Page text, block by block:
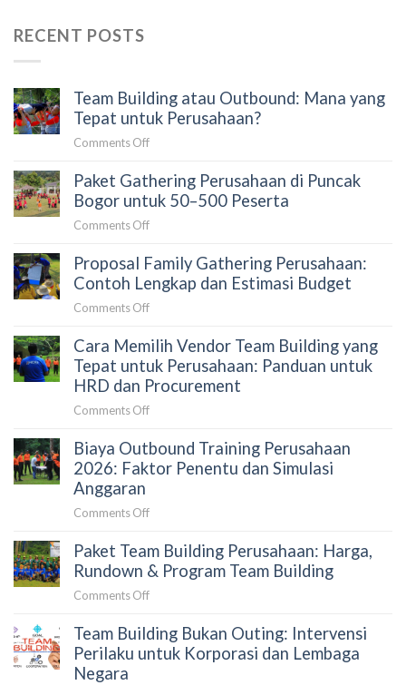
RECENT POSTS
Team Building atau Outbound: Mana yang
Tepat untuk Perusahaan?
Comments Offon
Building
atau
Tepat
untuk
Perusahaan?
Paket Gathering Perusahaan di Puncak
Bogor untuk 50–500 Peserta
Comments Offon
Gathering
Perusahaan
untuk
50–
500
Peserta
Proposal Family Gathering Perusahaan:
Contoh Lengkap dan Estimasi Budget
Comments Offon
Family
Gathering
Perusahaan:
Estimasi
Budget
Cara Memilih Vendor Team Building yang
Tepat untuk Perusahaan: Panduan untuk
HRD dan Procurement
Comments Offon
Memilih
Vendor
untuk
Perusahaan:
Panduan
HRD
dan
Procurement
Biaya Outbound Training Perusahaan
2026: Faktor Penentu dan Simulasi
Anggaran
Comments Offon
Outbound
Training
Perusahaan
Penentu
dan
Paket Team Building Perusahaan: Harga,
Rundown & Program Team Building
Comments Offon
Team
Building
Team Building Bukan Outing: Intervensi
Perilaku untuk Korporasi dan Lembaga
Negara